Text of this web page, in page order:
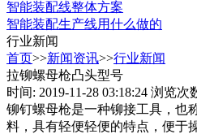
智能装配线整体方案
智能装配生产线用什么做的
行业新闻
首页>>新闻资讯>>行业新闻
拉铆螺母枪凸头型号
时间: 2019-11-28 03:18:24 浏览次
铆钉螺母枪是一种铆接工具，也
料，具有轻便轻便的特点，便于